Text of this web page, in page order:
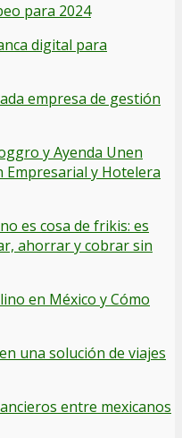
para 2024
digital para
empresa de gestión
y Ayenda Unen
Empresarial y Hotelera
es cosa de frikis: es
ahorrar y cobrar sin
en México y Cómo
una solución de viajes
entre mexicanos